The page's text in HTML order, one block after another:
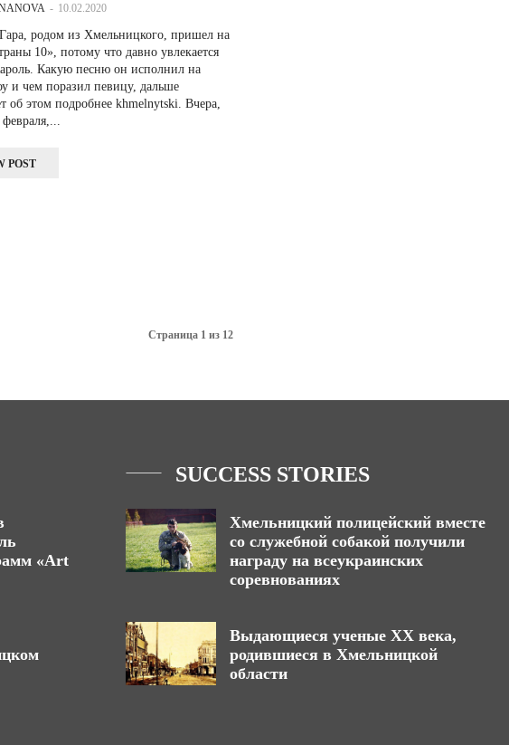
- 10.02.2020
родом из Хмельницкого, пришел на
10», потому что давно увлекается
Какую песню он исполнил на
и чем поразил певицу, дальше
об этом подробнее khmelnytski. Вчера,
POST
Страница 1 из 12
«Art
SUCCESS STORIES
Хмельницкий полицейский вместе
со служебной собакой получили
награду на всеукраинских
соревнованиях
Выдающиеся ученые ХХ века,
родившиеся в Хмельницкой
области